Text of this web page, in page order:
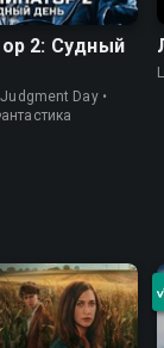
2: Судный
Day •